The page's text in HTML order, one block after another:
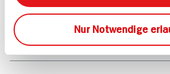
Nur Notwendige
Unser Magazin
Verantwortung & Nachhaltigkeit